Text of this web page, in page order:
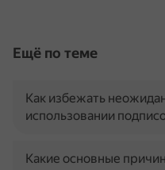
Ещё по теме
Как избежать
использовании
Какие основные